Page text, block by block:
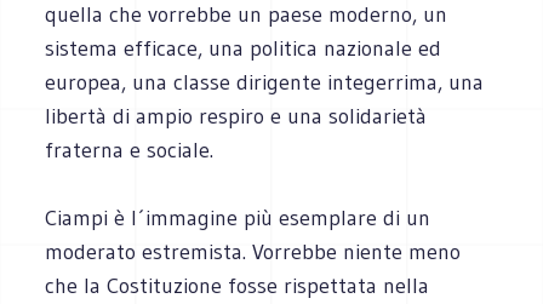
quella che vorrebbe un paese moderno, un
sistema efficace, una politica nazionale ed
europea, una classe dirigente integerrima, una
libertà di ampio respiro e una solidarietà
fraterna e sociale.
Ciampi è l´immagine più esemplare di un
moderato estremista. Vorrebbe niente meno
che la Costituzione fosse rispettata nella